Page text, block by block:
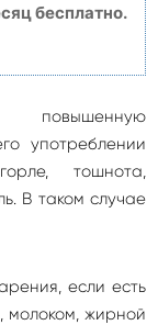
бесплатно.
употреблении
тошнота,
В таком случае
если есть
молоком, жирной